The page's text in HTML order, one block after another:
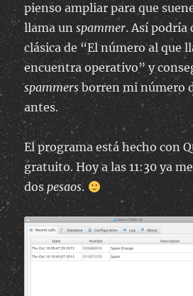
pienso ampliar para que
llama unspammer. Así podría
clásica de “El número al que
encuentra operativo” y
spammersborren mi número
antes.
El programa está hecho con
gratuito. Hoy a las 11:30 ya
dospesaos.